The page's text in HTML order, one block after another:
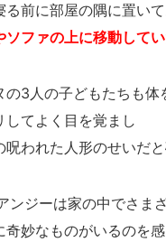
る前に部屋の隅に置い
ソファの上に移動して
の3人の子どもたちも体
してよく目を覚まし
呪われた人形のせいだ
ンジーは家の中でさま
妙なものがいるのを感